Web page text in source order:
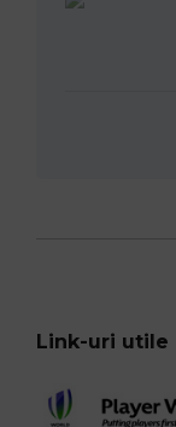
Link-uri utile